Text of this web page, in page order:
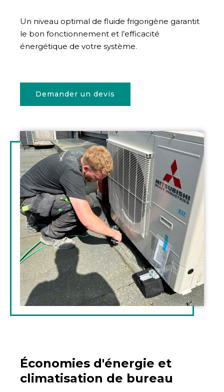
Un niveau optimal de fluide frigorigène garantit
le bon fonctionnement et l’efficacité
énergétique de votre système.
Demander un devis
Illustration
d'introduction
Économies d'énergie et
climatisation de bureau